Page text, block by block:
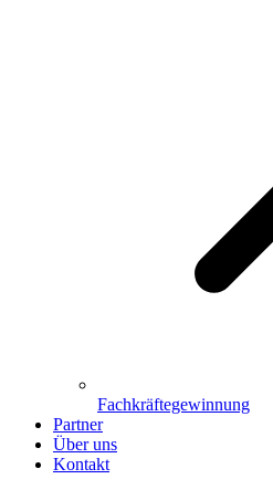
Fachkräftegewinnung
Partner
Über uns
Kontakt